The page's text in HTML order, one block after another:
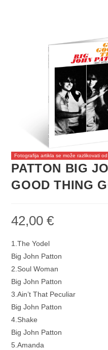
Fotografija artikla se može razlikovati
PATTON BIG
GOOD THING
42,00€
1.The Yodel
Big John Patton
2.Soul Woman
Big John Patton
3.Ain’t That Peculiar
Big John Patton
4.Shake
Big John Patton
5.Amanda